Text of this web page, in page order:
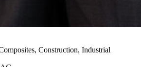
Construction, Industrial